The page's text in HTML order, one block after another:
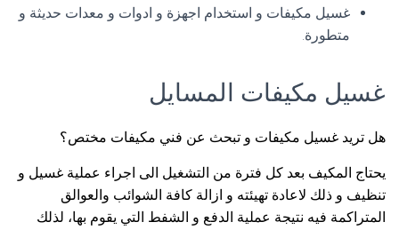
غسيل مكيفات و استخدام اجهزة و ادوات و معدات حديثة و
متطورة.
غسيل مكيفات المسايل
هل تريد غسيل مكيفات و تبحث عن فني مكيفات مختص؟
يحتاج المكيف بعد كل فترة من التشغيل الى اجراء عملية غسيل و
تنظيف و ذلك لاعادة تهيئته و ازالة كافة الشوائب والعوالق
المتراكمة فيه نتيجة عملية الدفع و الشفط التي يقوم بها، لذلك